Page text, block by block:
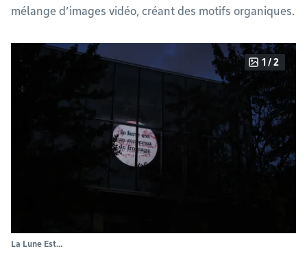
mélange d’images vidéo, créant des motifs organiques.
1 / 2
La Lune Est...